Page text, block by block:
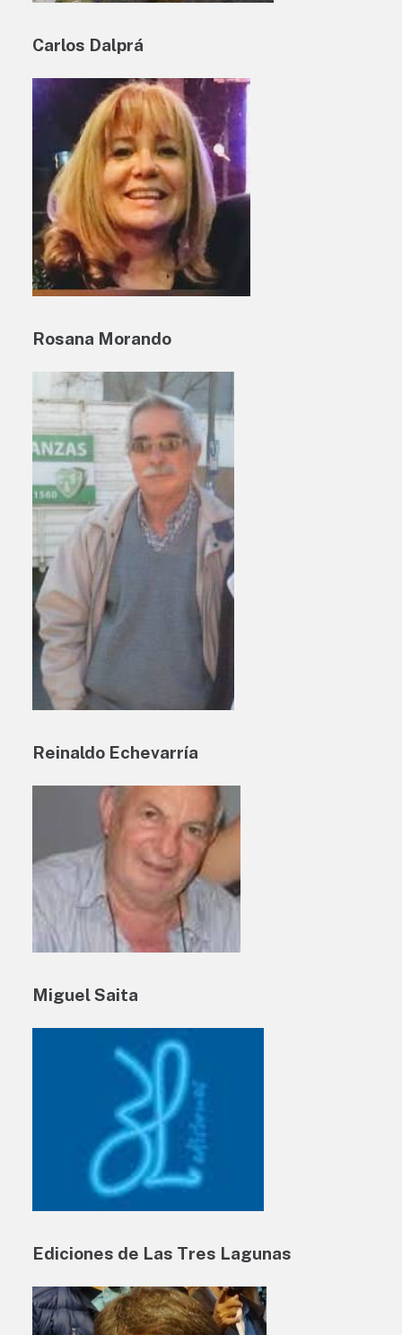
Carlos Dalprá
Rosana Morando
Reinaldo Echevarría
Miguel Saita
Ediciones de Las Tres Lagunas